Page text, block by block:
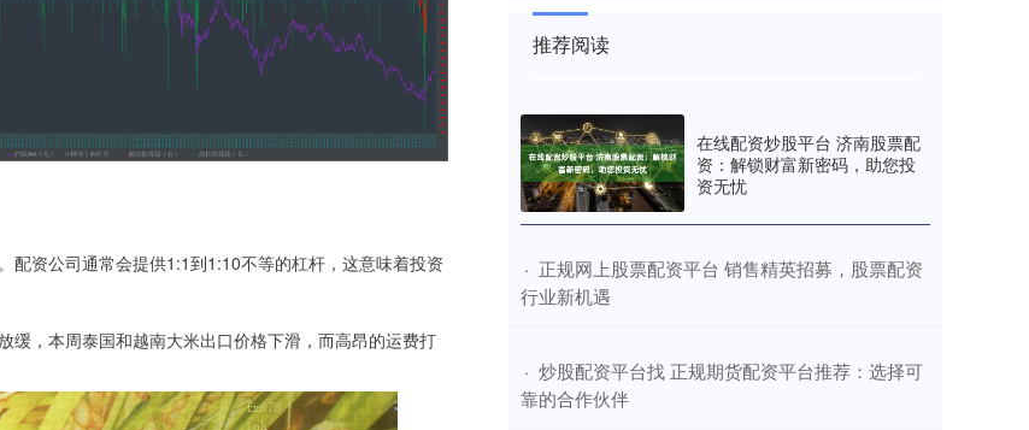
配资公司通常会提供1:1到1:10不等的杠杆，这意味着投资
，本周泰国和越南大米出口价格下滑，而高昂的运费打
推荐阅读
在线配资炒股平台 济南股票配
资：解锁财富新密码，助您投
资无忧
· ​正规网上股票配资平台 销售精英招募，股票配资
行业新机遇
· ​炒股配资平台找 正规期货配资平台推荐：选择可
靠的合作伙伴